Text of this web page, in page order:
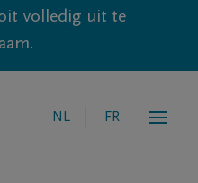
volledig uit te
NL FR